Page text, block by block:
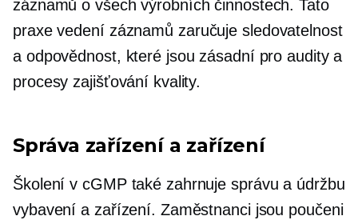
záznamů o všech výrobních činnostech. Tato
praxevedení záznamů zaručuje sledovatelnost
a odpovědnost, které jsou zásadní pro audity a
procesy zajišťování kvality.
Správa zařízení a zařízení
Školení v cGMP také zahrnuje správu a údržbu
vybavení a zařízení. Zaměstnanci jsou poučeni